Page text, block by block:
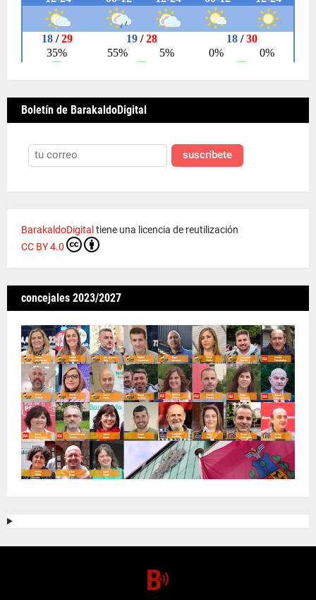
Boletín de BarakaldoDigital
suscríbete
BarakaldoDigitaltiene una licencia de reutilización
CC BY 4.0
concejales 2023/2027